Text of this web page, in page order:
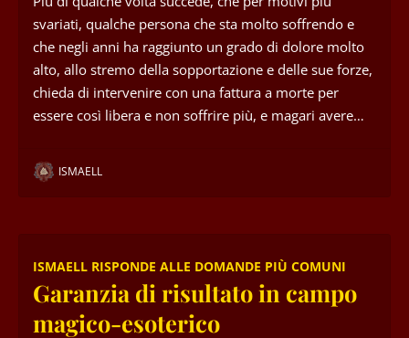
svariati, qualche persona che sta molto soffrendo e
che negli anni ha raggiunto un grado di dolore molto
alto, allo stremo della sopportazione e delle sue forze,
chieda di intervenire con una fattura a morte per
essere così libera e non soffrire più, e magari avere…
ISMAELL
ISMAELL RISPONDE ALLE DOMANDE PIÙ COMUNI
Garanzia di risultato in campo
magico-esoterico